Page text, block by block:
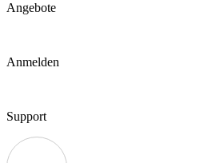
Angebote
Anmelden
Support